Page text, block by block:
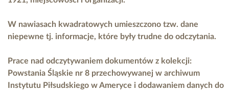
W nawiasach kwadratowych umieszczono tzw. dane
niepewne tj. informacje, które były trudne do odczytania.
Prace nad odczytywaniem dokumentów z kolekcji:
Powstania Śląskie nr 8 przechowywanej w archiwum
Instytutu Piłsudskiego w Ameryce i dodawaniem danych do